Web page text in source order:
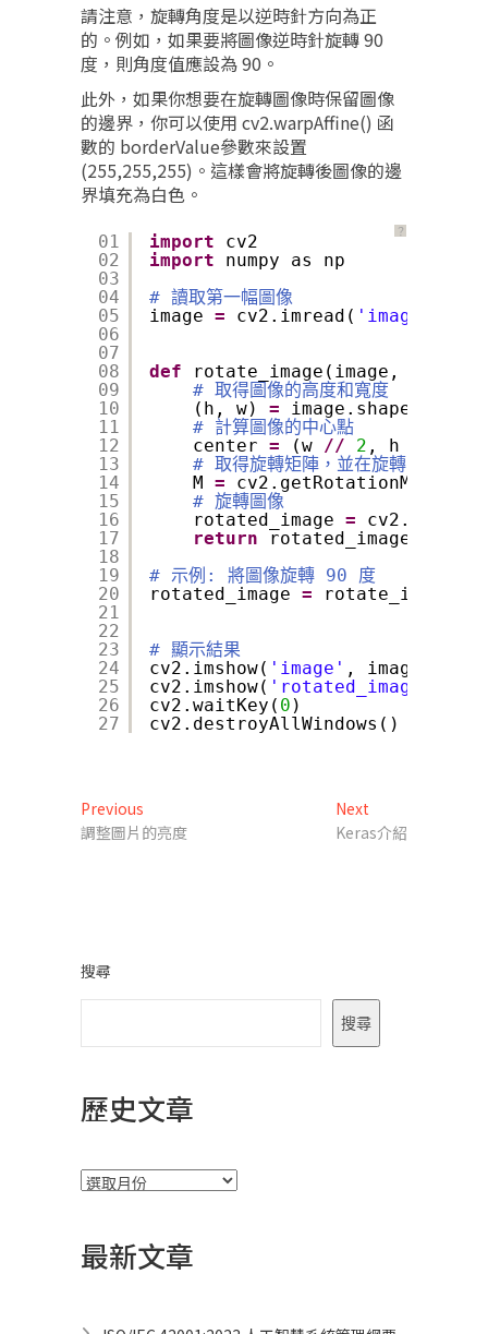
請注意，旋轉角度是以逆時針方向為正
的。例如，如果要將圖像逆時針旋轉 90
度，則角度值應設為 90。
此外，如果你想要在旋轉圖像時保留圖像
的邊界，你可以使用 cv2.warpAffine() 函
數的 borderValue參數來設置
(255,255,255)。這樣會將旋轉後圖像的邊
界填充為白色。
？
01
02
03
04
05
06
07
08
09
10
11
12
13
14
15
16
17
18
19
20
21
22
23
24
25
26
27
import
cv2
import
numpy as np
# 讀取第一幅圖像
image = cv2.imread( 'image1.jpg'
def
rotate_image(image, angle):
# 取得圖像的高度和寬度
(h, w) = image.shape[:
# 計算圖像的中心點
center = (w // 2 , h
# 取得旋轉矩陣，並在旋轉時保留圖
M =
# 旋轉圖像
rotated_image =
return
rotated_image
# 示例: 將圖像旋轉 90 度
rotated_image =
# 顯示結果
cv2.imshow( 'image' , image)
cv2.imshow( 'rotated_image'
cv2.waitKey( 0 )
cv2.destroyAllWindows()
文
章
Previous
post:
調整圖片的亮度
Next
post:
Keras介紹
搜尋
搜尋
歷史文章
彙
最新文章